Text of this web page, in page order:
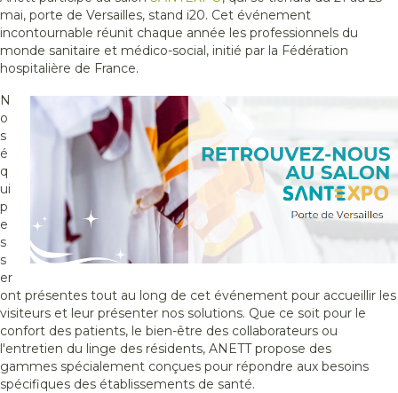
mai, porte de Versailles, stand i20. Cet événement
incontournable réunit chaque année les professionnels du
monde sanitaire et médico-social, initié par la Fédération
hospitalière de France.
N
o
s
é
q
ui
p
e
s
s
er
ont présentes tout au long de cet événement pour accueillir les
visiteurs et leur présenter nos solutions. Que ce soit pour le
confort des patients, le bien-être des collaborateurs ou
l'entretien du linge des résidents, ANETT propose des
gammes spécialement conçues pour répondre aux besoins
spécifiques des établissements de santé.